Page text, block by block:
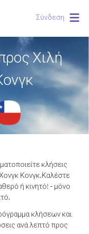
Σύνδεση
Χιλή
κλήσεις
Κονγκ.Καλέστε
ή κινητό! - μόνο
κλήσεων και
ανά λεπτό προς